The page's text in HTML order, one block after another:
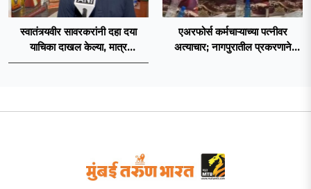
स्वातंत्र्यवीर सावरकरांनी दहा दया
याचिका दाखल केल्या, मात्र
ब्रिटिशांप्रति कधीही निष्ठा व्यक्त केली
एअरफोर्स कर्मचाऱ्याच्या पत्नीवर
अत्याचार; नागपुरातील प्रकरणाने